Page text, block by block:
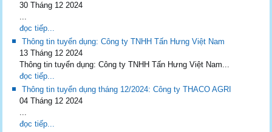
30 Tháng 12 2024
...
đọc tiếp...
Thông tin tuyển dụng: Công ty TNHH Tấn Hưng Việt Nam
13 Tháng 12 2024
Thông tin tuyển dụng: Công ty TNHH Tấn Hưng Việt Nam...
đọc tiếp...
Thông tin tuyển dụng tháng 12/2024: Công ty THACO AGRI
04 Tháng 12 2024
...
đọc tiếp...